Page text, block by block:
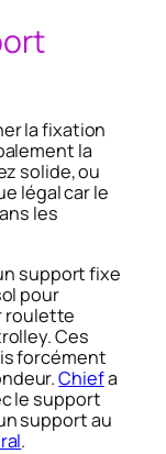
la fixation
la
solide, ou
légal car le
les
support fixe
pour
roulette
Ces
forcément
Chiefa
le support
support au
.